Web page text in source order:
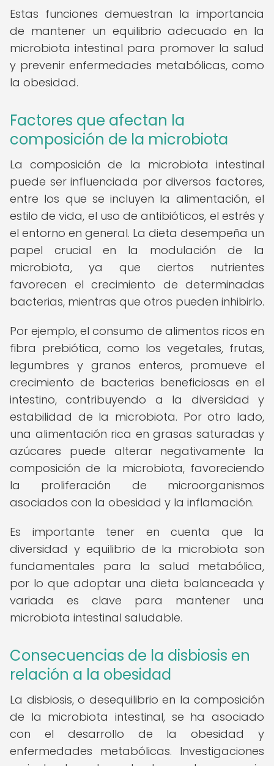
Estas funciones demuestran la importancia
de mantener un equilibrio adecuado en la
microbiota intestinal para promover la salud
y prevenir enfermedades metabólicas, como
la obesidad.
Factores que afectan la
composición de la microbiota
La composición de la microbiota intestinal
puede ser influenciada por diversos factores,
entre los que se incluyen la alimentación, el
estilo de vida, el uso de antibióticos, el estrés y
el entorno en general. La dieta desempeña un
papel crucial en la modulación de la
microbiota, ya que ciertos nutrientes
favorecen el crecimiento de determinadas
bacterias, mientras que otros pueden inhibirlo.
Por ejemplo, el consumo de alimentos ricos en
fibra prebiótica, como los vegetales, frutas,
legumbres y granos enteros, promueve el
crecimiento de bacterias beneficiosas en el
intestino, contribuyendo a la diversidad y
estabilidad de la microbiota. Por otro lado,
una alimentación rica en grasas saturadas y
azúcares puede alterar negativamente la
composición de la microbiota, favoreciendo
la proliferación de microorganismos
asociados con la obesidad y la inflamación.
Es importante tener en cuenta que la
diversidad y equilibrio de la microbiota son
fundamentales para la salud metabólica,
por lo que adoptar una dieta balanceada y
variada es clave para mantener una
microbiota intestinal saludable.
Consecuencias de la disbiosis en
relación a la obesidad
La disbiosis, o desequilibrio en la composición
de la microbiota intestinal, se ha asociado
con el desarrollo de la obesidad y
enfermedades metabólicas. Investigaciones